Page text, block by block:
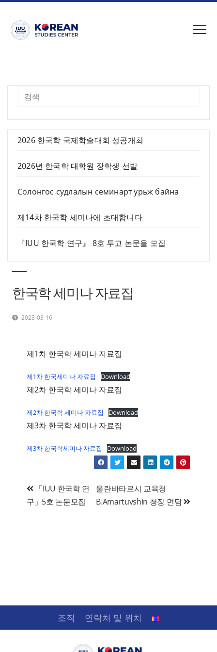
Skip
content
검색
2026 한국학 국제학술대회 성공개최
2026년 한국학 대학원 장학생 선발
Солонгос судлалын семинарт урьж байна
제14차 한국학 세미나에 초대합니다
『IUU 한국학 연구』 8호 투고 논문을 모집
한국학 세미나 자료집
2023-03-16
제1차 한국학 세미나 자료집
제1차 한국세미나 자료집 Download
제2차 한국학 세미나 자료집
제2차 한국학 세미나 자료집 Download
제3차 한국학 세미나 자료집
제3차 한국학세미나 자료집 Download
글
탐
울란바타르시 교육청
B.Amartuvshin 청장 면담
「IUU 한국학 연
구」5호 논문모집
조직 연락처 및 위치